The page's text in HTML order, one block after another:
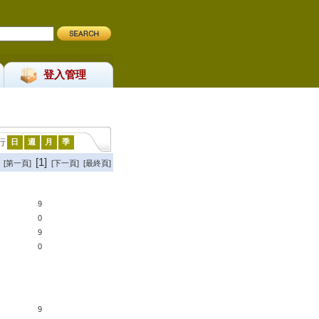
登入管理
日 週 月 季
[第一頁] [1] [下一頁] [最終頁]
9
0
9
0
9